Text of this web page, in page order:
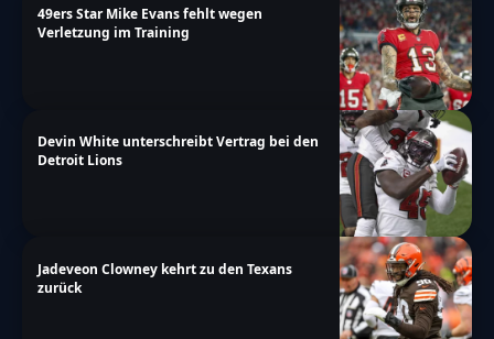
49ers Star Mike Evans fehlt wegen
Verletzung im Training
Devin White unterschreibt Vertrag bei den
Detroit Lions
Jadeveon Clowney kehrt zu den Texans
zurück